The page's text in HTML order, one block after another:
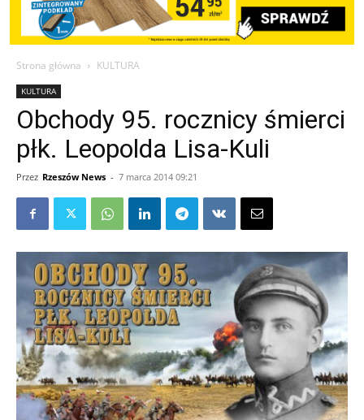
Strona główna KULTURA
KULTURA
Obchody 95. rocznicy śmierci
płk. Leopolda Lisa-Kuli
Przez Rzeszów News - 7 marca 2014 09:21